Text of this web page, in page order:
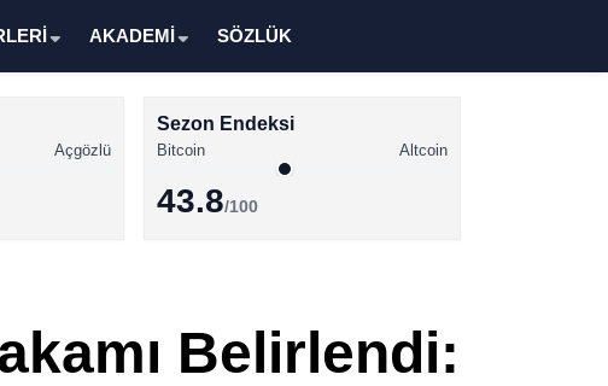
Altcoin Haberleri
AKADEMİ SÖZLÜK
Açgözlü
Sezon Endeksi
Bitcoin Altcoin
43.8/100
Belirlendi: